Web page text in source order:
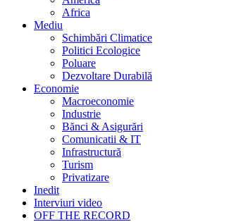
Africa
Mediu
Schimbări Climatice
Politici Ecologice
Poluare
Dezvoltare Durabilă
Economie
Macroeconomie
Industrie
Bănci & Asigurări
Comunicatii & IT
Infrastructură
Turism
Privatizare
Inedit
Interviuri video
OFF THE RECORD